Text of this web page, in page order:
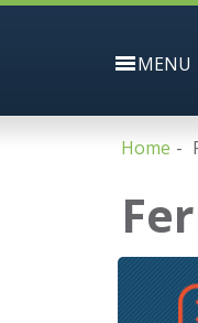
MENU
Home